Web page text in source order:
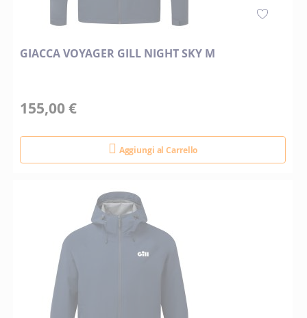
GIACCA VOYAGER GILL NIGHT SKY M
155,00 €
Aggiungi al Carrello